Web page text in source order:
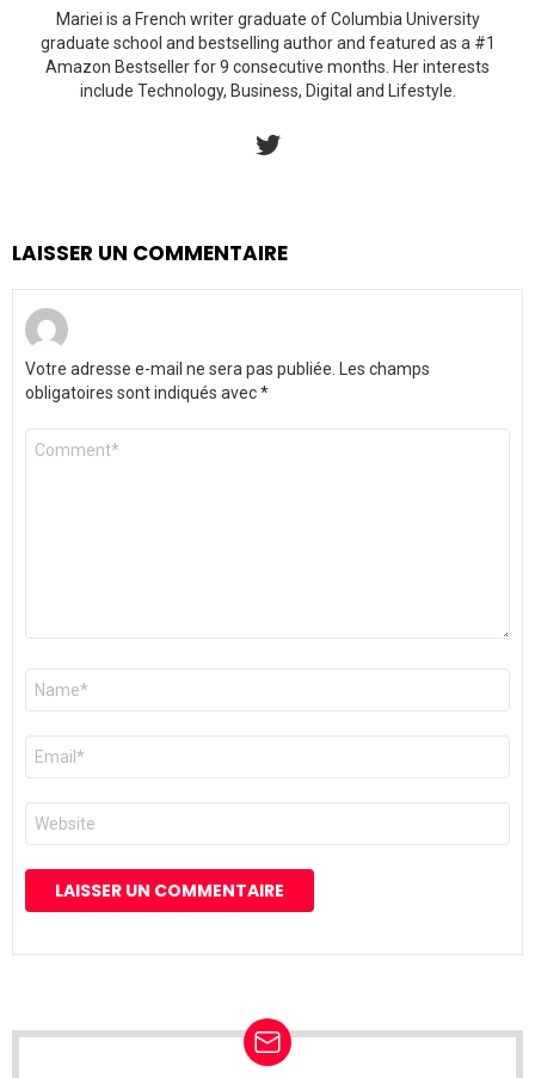
Mariei is a French writer graduate of Columbia University
graduate school and bestselling author and featured as a #1
Amazon Bestseller for 9 consecutive months. Her interests
include Technology, Business, Digital and Lifestyle.
LAISSER UN COMMENTAIRE
Votre adresse e-mail ne sera pas publiée.
Les champs
obligatoires sont indiqués avec*
Commentaire
Nom
E-
mail
*
Site
web